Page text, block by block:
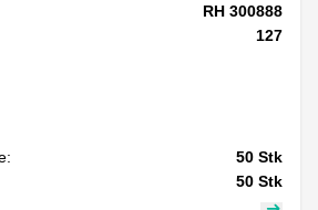
RH 300888
127
50 Stk
50 Stk